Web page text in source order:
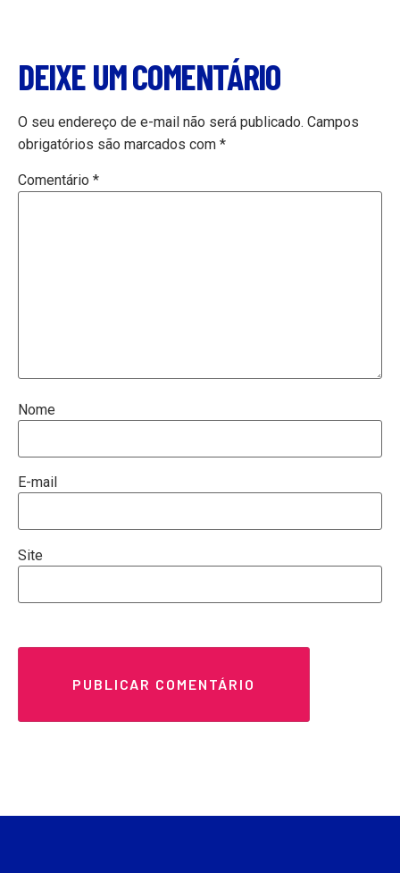
DEIXE UM COMENTÁRIO
O seu endereço de e-mail não será publicado. Campos
obrigatórios são marcados com *
Comentário *
Nome
E-mail
Site